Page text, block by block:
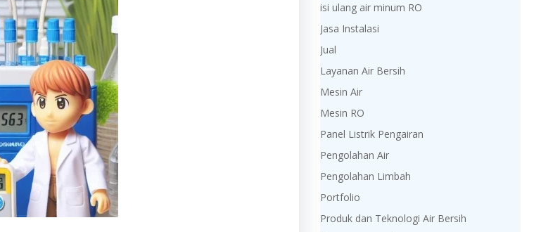
isi ulang air minum RO
Jasa Instalasi
Jual
Layanan Air Bersih
Mesin Air
Mesin RO
Panel Listrik Pengairan
Pengolahan Air
Pengolahan Limbah
Portfolio
Produk dan Teknologi Air Bersih